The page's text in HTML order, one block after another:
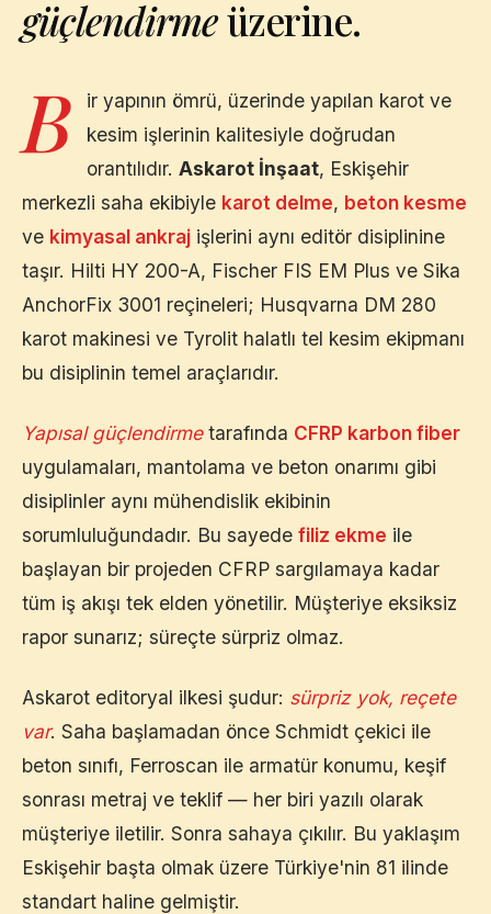
güçlendirmeüzerine.
B
ir yapının ömrü, üzerinde yapılan karot ve
kesim işlerinin kalitesiyle doğrudan
orantılıdır. Askarot İnşaat, Eskişehir
merkezli saha ekibiyle karot delme, beton kesme
ve kimyasal ankraj işlerini aynı editör disiplinine
taşır. Hilti HY 200-A, Fischer FIS EM Plus ve Sika
AnchorFix 3001 reçineleri; Husqvarna DM 280
karot makinesi ve Tyrolit halatlı tel kesim ekipmanı
bu disiplinin temel araçlarıdır.
Yapısal güçlendirmetarafında CFRP karbon fiber
uygulamaları, mantolama ve beton onarımı gibi
disiplinler aynı mühendislik ekibinin
sorumluluğundadır. Bu sayede filiz ekme ile
başlayan bir projeden CFRP sargılamaya kadar
tüm iş akışı tek elden yönetilir. Müşteriye eksiksiz
rapor sunarız; süreçte sürpriz olmaz.
Askarot editoryal ilkesi şudur: sürpriz yok, reçete
var. Saha başlamadan önce Schmidt çekici ile
beton sınıfı, Ferroscan ile armatür konumu, keşif
sonrası metraj ve teklif — her biri yazılı olarak
müşteriye iletilir. Sonra sahaya çıkılır. Bu yaklaşım
Eskişehir başta olmak üzere Türkiye'nin 81 ilinde
standart haline gelmiştir.